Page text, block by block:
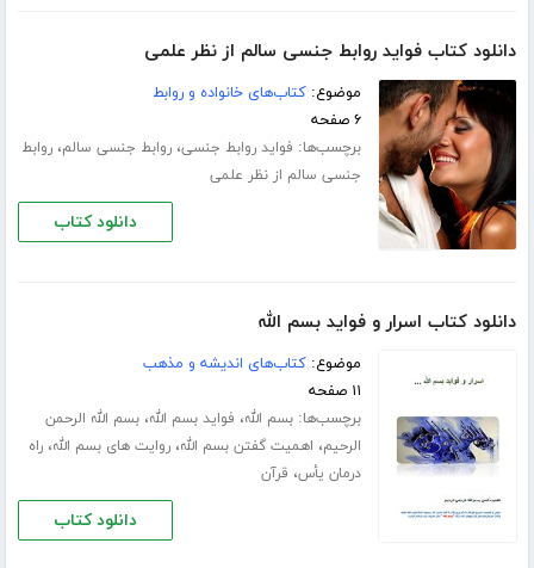
دانلود کتاب فواید روابط جنسی سالم از نظر علمی
موضوع:کتاب‌های خانواده و روابط
۶ صفحه
برچسب‌ها: فواید روابط جنسی،روابط جنسی سالم،روابط
جنسی سالم از نظر علمی
دانلود کتاب
دانلود کتاب اسرار و فواید بسم الله
موضوع:کتاب‌های اندیشه و مذهب
۱۱ صفحه
برچسب‌ها:بسم الله، فواید بسم الله،بسم الله الرحمن
الرحیم، اهمیت گفتن بسم الله،روایت های بسم الله،راه
درمان یأس، قرآن
دانلود کتاب